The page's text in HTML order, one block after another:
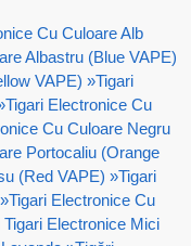
Cu Culoare Alb
Albastru (Blue VAPE)
VAPE) »Tigari
Tigari Electronice Cu
Cu Culoare Negru
Portocaliu (Orange
(Red VAPE) »Tigari
»Tigari Electronice Cu
Tigari Electronice Mici